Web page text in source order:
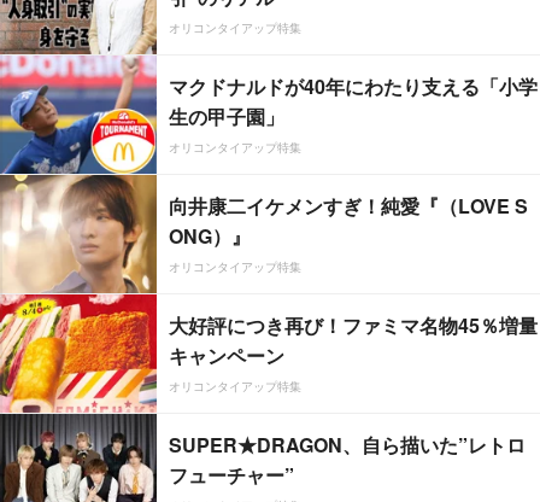
オリコンタイアップ特集
マクドナルドが40年にわたり支える「小学
生の甲子園」
オリコンタイアップ特集
向井康二イケメンすぎ！純愛『（LOVE S
ONG）』
オリコンタイアップ特集
大好評につき再び！ファミマ名物45％増量
キャンペーン
オリコンタイアップ特集
SUPER★DRAGON、自ら描いた”レトロ
フューチャー”